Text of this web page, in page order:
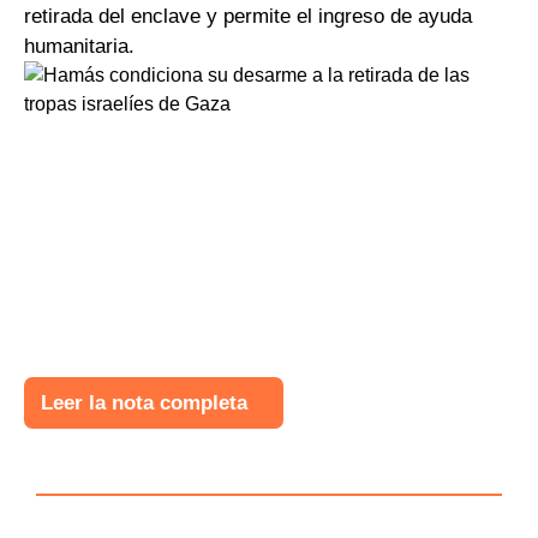
retirada del enclave y permite el ingreso de ayuda
humanitaria.
Leer la nota completa